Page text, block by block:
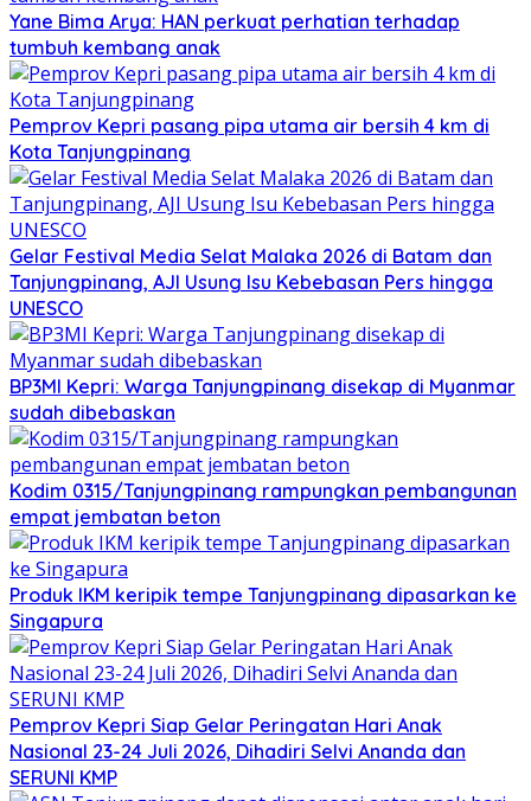
Yane Bima Arya: HAN perkuat perhatian terhadap
tumbuh kembang anak
Pemprov Kepri pasang pipa utama air bersih 4 km di
Kota Tanjungpinang
Gelar Festival Media Selat Malaka 2026 di Batam dan
Tanjungpinang, AJI Usung Isu Kebebasan Pers hingga
UNESCO
BP3MI Kepri: Warga Tanjungpinang disekap di Myanmar
sudah dibebaskan
Kodim 0315/Tanjungpinang rampungkan pembangunan
empat jembatan beton
Produk IKM keripik tempe Tanjungpinang dipasarkan ke
Singapura
Pemprov Kepri Siap Gelar Peringatan Hari Anak
Nasional 23-24 Juli 2026, Dihadiri Selvi Ananda dan
SERUNI KMP